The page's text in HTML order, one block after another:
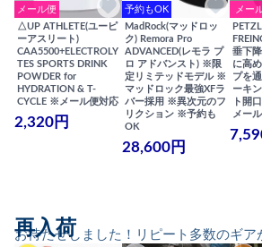
メール便
△UP ATHLETE(ユーピ
ーアスリート)
CAA5500+ELECTROLY
TES SPORTS DRINK
POWDER for
HYDRATION & T-
CYCLE ※メール便対応
2,320円
予約もOK
MadRock(マッドロッ
ク) Remora Pro
ADVANCED(レモラ プ
ロ アドバンスト) ※限
定リミテッドモデル ※
マッドロック最強XFラ
バー採用 ※異次元のフ
リクション ※予約も
OK
28,600円
メー
垂下
に高
プを
ーキ
ト開
メー
お待たせしました！リピート多数のギア
再入荷